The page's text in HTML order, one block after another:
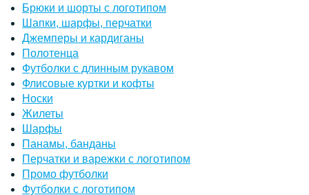
Брюки и шорты с логотипом
Шапки, шарфы, перчатки
Джемперы и кардиганы
Полотенца
Футболки с длинным рукавом
Флисовые куртки и кофты
Носки
Жилеты
Шарфы
Панамы, банданы
Перчатки и варежки с логотипом
Промо футболки
Футболки с логотипом